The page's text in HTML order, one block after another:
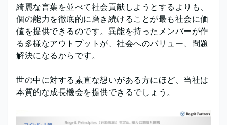
綺麗な言葉を並べて社会貢献しようとするよりも、
個の能力を徹底的に磨き続けることが最も社会に価
値を提供できるのです。異能を持ったメンバーが作
る多様なアウトプットが、社会へのバリュー、問題
解決になるからです。
世の中に対する素直な想いがある方にほど、当社は
本質的な成長機会を提供できるでしょう。